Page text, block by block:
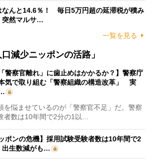
なんと14.6％！ 毎日5万円超の延滞税が積み
突然マルサ…
一覧を見る
減少ニッポンの活路」
「警察官離れ」に歯止めはかかるか？】警察庁
気で取り組む「警察組織の構造改革」 実
悩ませているのが「警察官不足」だ。警察
者数は10年間で2分の1以…
ポンの危機】採用試験受験者数は10年間で2
生数減がも…